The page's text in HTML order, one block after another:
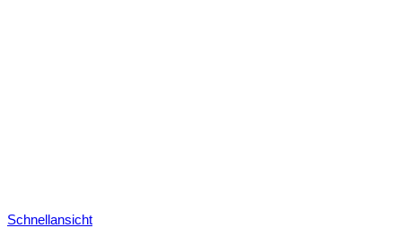
Schnellansicht